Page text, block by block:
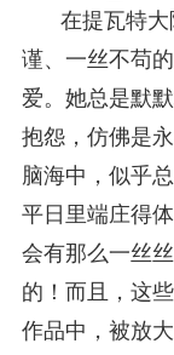
在提瓦特
谨、一丝不苟
爱。她总是默
抱怨，仿佛是
脑海中，似乎
平日里端庄得
会有那么一丝
的！而且，这
作品中，被放